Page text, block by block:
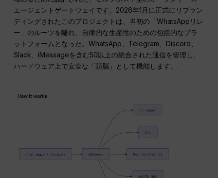
エージェントゲートウェイです。2026年1月に正式にリブラン
ディングされたこのプロジェクトは、当初の「WhatsAppリレ
ー」のルーツを離れ、自律的な生産性のための包括的なプラ
ットフォームとなった。WhatsApp、Telegram、Discord、
Slack、iMessageを含む50以上の統合された通信を管理し、
ハードウェア上で安全な「頭脳」として機能します。.